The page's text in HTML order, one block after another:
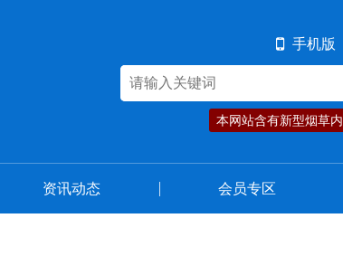
手机版
本网站含有新型烟草
资讯动态 会员专区